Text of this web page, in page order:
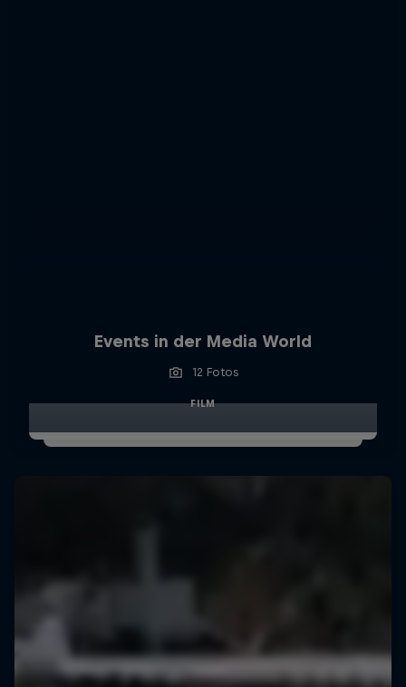
Events in der Media World
12 Fotos
FILM